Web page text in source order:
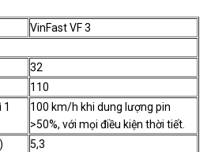
VinFast VF 3
32
110
100 km/h khi dung lượng pin
>50%, với mọi điều kiện thời tiết.
5,3